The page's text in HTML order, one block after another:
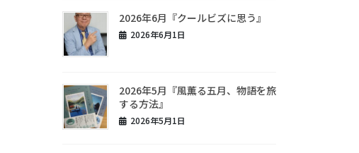
2026年6月『クールビズに思う』
2026年6月1日
2026年5月『風薫る五月、物語を旅
する方法』
2026年5月1日